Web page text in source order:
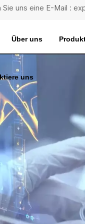
Sie uns eine E-Mail :
Über uns
uns